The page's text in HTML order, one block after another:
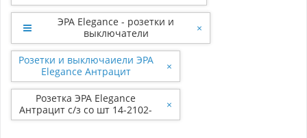
ЭРА Elegance - розетки и
выключатели
×
Розетки и выключаиели ЭРА
Elegance Антрацит
×
Розетка ЭРА Elegance
Антрацит с/з со шт 14-2102-
05 Б0034276
×